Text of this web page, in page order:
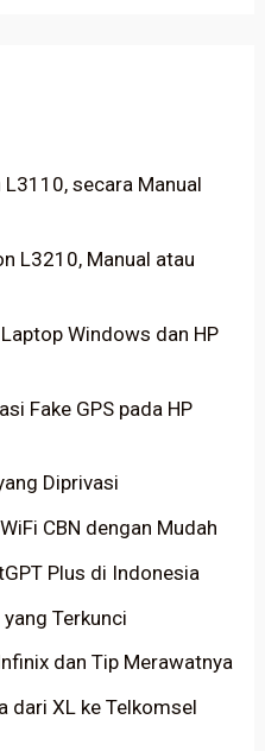
secara Manual
L3210, Manual atau
Windows dan HP
Fake GPS pada HP
Diprivasi
CBN dengan Mudah
Plus di Indonesia
yang Terkunci
dan Tip Merawatnya
dari XL ke Telkomsel